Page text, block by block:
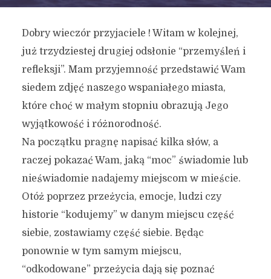
Dobry wieczór przyjaciele ! Witam w kolejnej,
już trzydziestej drugiej odsłonie “przemyśleń i
refleksji”. Mam przyjemność przedstawić Wam
siedem zdjęć naszego wspaniałego miasta,
które choć w małym stopniu obrazują Jego
wyjątkowość i różnorodność.
Na początku pragnę napisać kilka słów, a
raczej pokazać Wam, jaką “moc” świadomie lub
nieświadomie nadajemy miejscom w mieście.
Otóż poprzez przeżycia, emocje, ludzi czy
historie “kodujemy” w danym miejscu część
siebie, zostawiamy część siebie. Będąc
ponownie w tym samym miejscu,
“odkodowane” przeżycia dają się poznać